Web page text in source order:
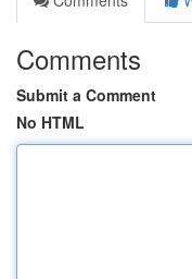
Comments
Submit a Comment
No HTML